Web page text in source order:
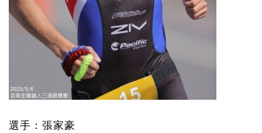
選手：張家豪